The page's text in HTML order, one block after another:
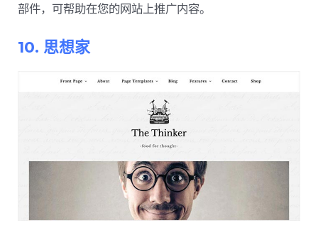
部件，可帮助在您的网站上推广内容。
10. 思想家